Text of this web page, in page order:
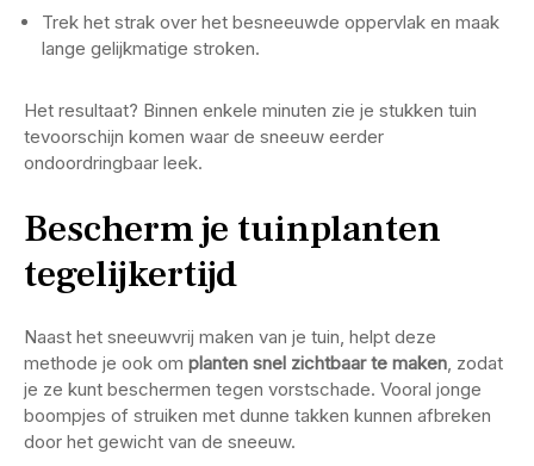
Trek het strak over het besneeuwde oppervlak en maak
lange gelijkmatige stroken.
Het resultaat? Binnen enkele minuten zie je stukken tuin
tevoorschijn komen waar de sneeuw eerder
ondoordringbaar leek.
Bescherm je tuinplanten
tegelijkertijd
Naast het sneeuwvrij maken van je tuin, helpt deze
methode je ook om planten snel zichtbaar te maken, zodat
je ze kunt beschermen tegen vorstschade. Vooral jonge
boompjes of struiken met dunne takken kunnen afbreken
door het gewicht van de sneeuw.